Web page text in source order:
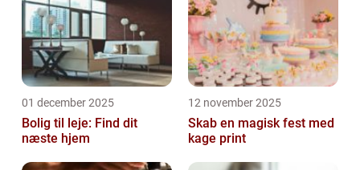
01 december 2025
Bolig til leje: Find dit
næste hjem
12 november 2025
Skab en magisk fest med
kage print